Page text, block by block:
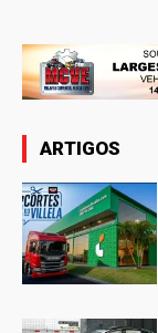
ARTIGOS